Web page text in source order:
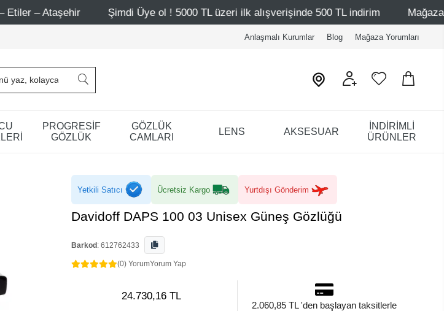
Şimdi Üye ol ! 5000 TL üzeri ilk alışverişinde 500 TL indirim Mağazalarımız –
Anlaşmalı Kurumlar Blog Mağaza Yorumları
PROGRESİF
GÖZLÜK
GÖZLÜK
CAMLARI
LENS AKSESUAR
İNDİRİMLİ
ÜRÜNLER
Yetkili Satıcı Ücretsiz Kargo Yurtdışı Gönderim
Davidoff DAPS 100 03 Unisex Güneş Gözlüğü
Barkod : 612762433
(0) YorumYorum Yap
24.730,16 TL
2.060,85 TL 'den başlayan taksitlerle